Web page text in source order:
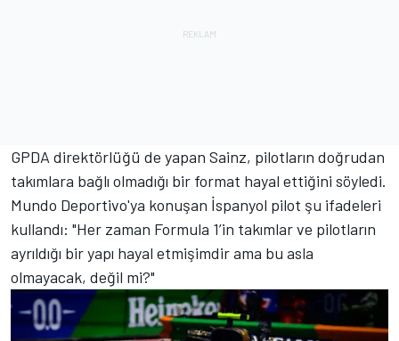
GPDA direktörlüğü de yapan Sainz, pilotların doğrudan
takımlara bağlı olmadığı bir format hayal ettiğini söyledi.
Mundo Deportivo'ya konuşan İspanyol pilot şu ifadeleri
kullandı: "Her zaman Formula 1’in takımlar ve pilotların
ayrıldığı bir yapı hayal etmişimdir ama bu asla
olmayacak, değil mi?"